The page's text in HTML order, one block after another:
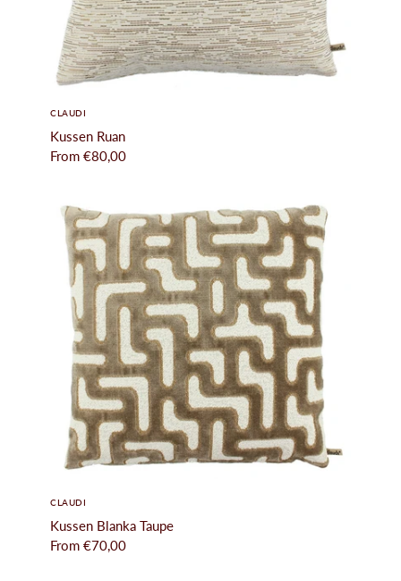
CLAUDI
Kussen Ruan
From €80,00
CLAUDI
Kussen Blanka Taupe
From €70,00